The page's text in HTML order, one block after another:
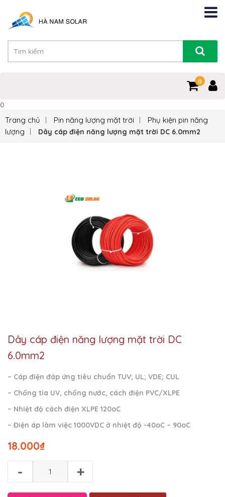
0
0
Trang chủ Pin năng lượng mặt trời
Phụ kiện pin năng
lượng
Dây cáp điện năng lượng mặt trời DC 6.0mm2
Dây cáp điện năng lượng mặt trời DC
6.0mm2
– Cáp điện đáp ứng tiêu chuẩn TUV; UL; VDE; CUL
– Chống tia UV, chống nước, cách điện PVC/XLPE
– Nhiệt độ cách điện XLPE 120oC
– Điện áp làm việc 1000VDC ở nhiệt độ -40oC – 90oC
₫
18.000
- +